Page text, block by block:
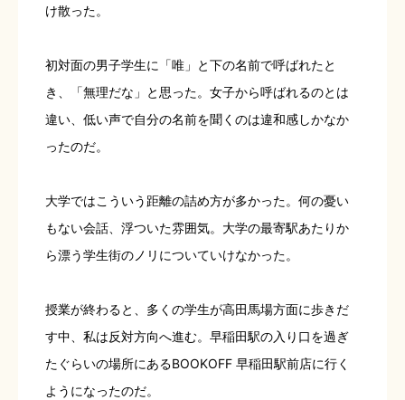
け散った。
初対面の男子学生に「唯」と下の名前で呼ばれたと
き、「無理だな」と思った。女子から呼ばれるのとは
違い、低い声で自分の名前を聞くのは違和感しかなか
ったのだ。
大学ではこういう距離の詰め方が多かった。何の憂い
もない会話、浮ついた雰囲気。大学の最寄駅あたりか
ら漂う学生街のノリについていけなかった。
授業が終わると、多くの学生が高田馬場方面に歩きだ
す中、私は反対方向へ進む。早稲田駅の入り口を過ぎ
たぐらいの場所にあるBOOKOFF 早稲田駅前店に行く
ようになったのだ。